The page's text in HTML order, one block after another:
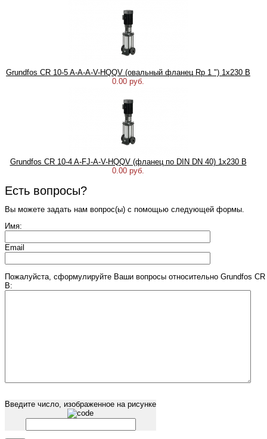
Grundfos CR 10-5 A-A-A-V-HQQV (овальный фланец Rp 1 ") 1х230 В
0.00 руб.
Grundfos CR 10-4 A-FJ-A-V-HQQV (фланец по DIN DN 40) 1х230 В
0.00 руб.
Есть вопросы?
Вы можете задать нам вопрос(ы) с помощью следующей формы.
Имя:
Email
Пожалуйста, сформулируйте Ваши вопросы относительно Grundfos
В:
Введите число, изображенное на рисунке